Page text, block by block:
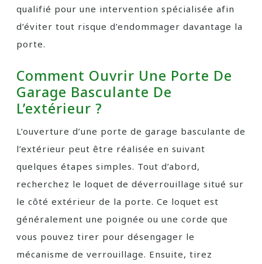
qualifié pour une intervention spécialisée afin
d’éviter tout risque d’endommager davantage la
porte.
Comment Ouvrir Une Porte De
Garage Basculante De
L’extérieur ?
L’ouverture d’une porte de garage basculante de
l’extérieur peut être réalisée en suivant
quelques étapes simples. Tout d’abord,
recherchez le loquet de déverrouillage situé sur
le côté extérieur de la porte. Ce loquet est
généralement une poignée ou une corde que
vous pouvez tirer pour désengager le
mécanisme de verrouillage. Ensuite, tirez